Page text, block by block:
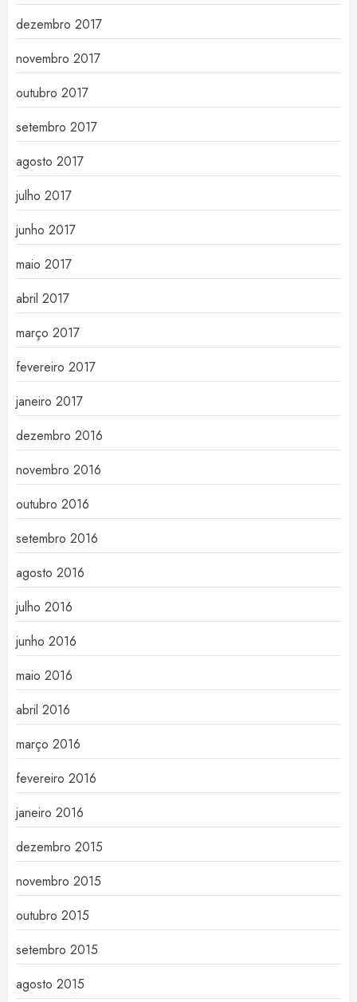
dezembro 2017
novembro 2017
outubro 2017
setembro 2017
agosto 2017
julho 2017
junho 2017
maio 2017
abril 2017
março 2017
fevereiro 2017
janeiro 2017
dezembro 2016
novembro 2016
outubro 2016
setembro 2016
agosto 2016
julho 2016
junho 2016
maio 2016
abril 2016
março 2016
fevereiro 2016
janeiro 2016
dezembro 2015
novembro 2015
outubro 2015
setembro 2015
agosto 2015